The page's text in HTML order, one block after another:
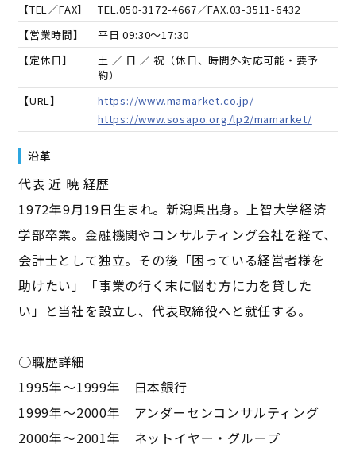
【TEL／FAX】
TEL.050-3172-4667／FAX.03-3511-6432
【営業時間】
平日 09:30～17:30
【定休日】
土 ／ 日 ／ 祝（休日、時間外対応可能・要予
約）
【URL】
https://www.mamarket.co.jp/
https://www.sosapo.org/lp2/mamarket/
沿革
代表 近 暁 経歴
1972年9月19日生まれ。新潟県出身。上智大学経済
学部卒業。金融機関やコンサルティング会社を経て、
会計士として独立。その後「困っている経営者様を
助けたい」「事業の行く末に悩む方に力を貸した
い」と当社を設立し、代表取締役へと就任する。
○職歴詳細
1995年～1999年 日本銀行
1999年～2000年 アンダーセンコンサルティング
2000年～2001年 ネットイヤー・グループ